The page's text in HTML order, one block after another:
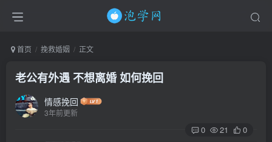
首页 挽救婚姻 正文
老公有外遇 不想离婚 如何挽回
情感挽回
3年前更新
0 21 0